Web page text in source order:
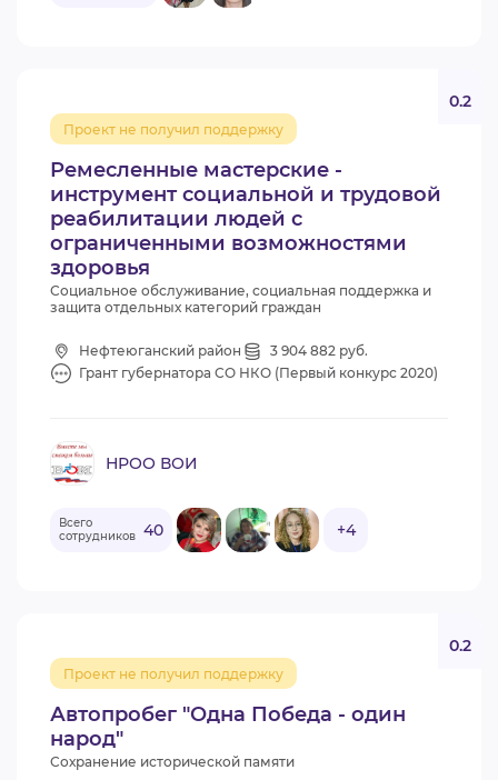
Ремесленные мастерские -
инструмент социальной и трудовой
реабилитации людей с
ограниченными возможностями
здоровья
Проект не получил поддержку
0.2
Социальное обслуживание, социальная поддержка и
защита отдельных категорий граждан
Нефтеюганский район
3 904 882 руб.
Грант губернатора СО НКО (Первый конкурс 2020)
НРОО ВОИ
Всего
сотрудников 40 +4
Автопробег "Одна Победа - один
народ"
Проект не получил поддержку
0.2
Сохранение исторической памяти